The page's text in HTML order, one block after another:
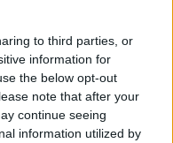
to third parties, or
information for
the below opt-out
note that after your
continue seeing
information utilized by
personliga
organisatoriska